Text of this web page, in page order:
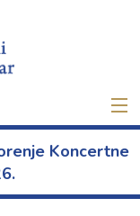
Koncertne